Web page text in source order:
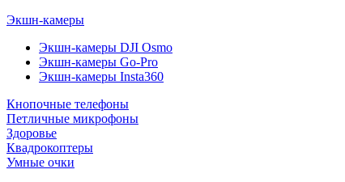
Экшн-камеры
Экшн-камеры DJI Osmo
Экшн-камеры Go-Pro
Экшн-камеры Insta360
Кнопочные телефоны
Петличные микрофоны
Здоровье
Квадрокоптеры
Умные очки